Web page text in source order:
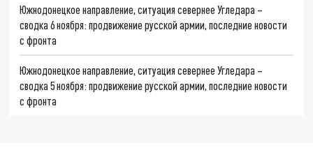
Южнодонецкое направление, ситуация севернее Угледара –
сводка 6 ноября: продвижение русской армии, последние новости
с фронта
Южнодонецкое направление, ситуация севернее Угледара –
сводка 5 ноября: продвижение русской армии, последние новости
с фронта